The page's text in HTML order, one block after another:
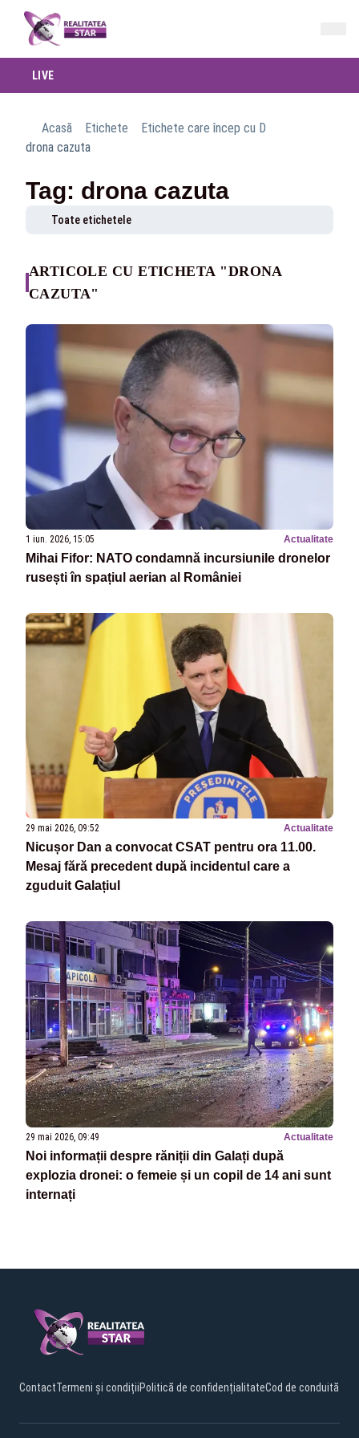
LIVE
Acasă Etichete
Etichete care încep cu D
drona cazuta
Tag: drona cazuta
Toate etichetele
ARTICOLE CU ETICHETA "DRONA
CAZUTA"
1 iun. 2026, 15:05 Actualitate
Mihai Fifor: NATO condamnă incursiunile dronelor
rusești în spațiul aerian al României
29 mai 2026, 09:52 Actualitate
Nicușor Dan a convocat CSAT pentru ora 11.00.
Mesaj fără precedent după incidentul care a
zguduit Galațiul
29 mai 2026, 09:49 Actualitate
Noi informații despre răniții din Galați după
explozia dronei: o femeie și un copil de 14 ani sunt
internați
ContactTermeni și condițiiPolitică de confidențialitateCod de conduită